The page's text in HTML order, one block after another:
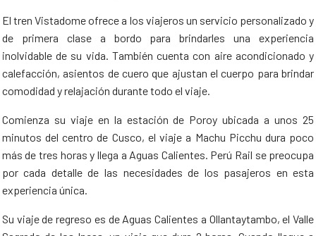
El tren Vistadome ofrece a los viajeros un servicio personalizado y
de primera clase a bordo para brindarles una experiencia
inolvidable de su vida. También cuenta con aire acondicionado y
calefacción, asientos de cuero que ajustan el cuerpo para brindar
comodidad y relajación durante todo el viaje.
Comienza su viaje en la estación de Poroy ubicada a unos 25
minutos del centro de Cusco, el viaje a Machu Picchu dura poco
más de tres horas y llega a Aguas Calientes. Perú Rail se preocupa
por cada detalle de las necesidades de los pasajeros en esta
experiencia única.
Su viaje de regreso es de Aguas Calientes a Ollantaytambo, el Valle